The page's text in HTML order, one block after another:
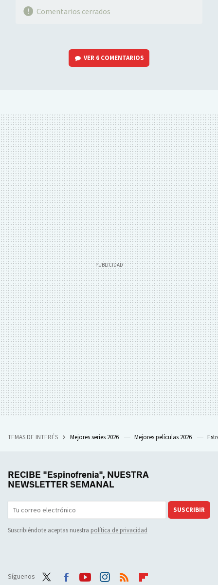
Comentarios cerrados
VER 6 COMENTARIOS
TEMAS DE INTERÉS Mejores series 2026 Mejores películas 2026
RECIBE "Espinofrenia", NUESTRA
NEWSLETTER SEMANAL
SUSCRIBIR
Suscribiéndote aceptas nuestra política de privacidad
Síguenos